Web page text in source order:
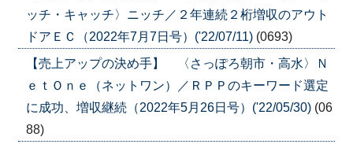
ッチ・キャッチ〉ニッチ／２年連続２桁増収のアウト
ドアＥＣ（2022年7月7日号）('22/07/11) (0693)
【売上アップの決め手】 〈さっぽろ朝市・高水〉Ｎ
ｅｔＯｎｅ（ネットワン）／ＲＰＰのキーワード選定
に成功、増収継続（2022年5月26日号）('22/05/30) (06
88)